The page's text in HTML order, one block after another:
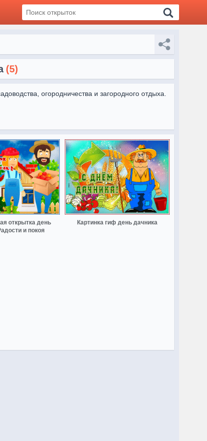
(5)
огородничества и загородного отдыха.
открытка день
и покоя
Картинка гиф день дачника